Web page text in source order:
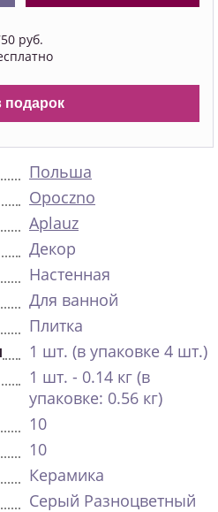
Польша
Opoczno
Aplauz
Декор
Настенная
Для ванной
Плитка
1 шт. (в упаковке 4 шт.)
1 шт. - 0.14 кг (в
упаковке: 0.56 кг)
10
10
Керамика
Серый Разноцветный
руб.
подарок